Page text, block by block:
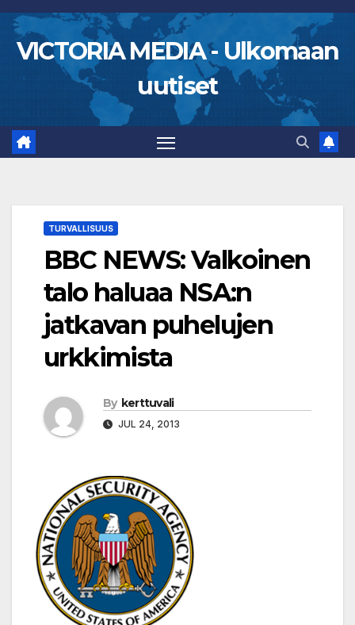
Skip
content
VICTORIA MEDIA - Ulkomaan
uutiset
TURVALLISUUS
BBC NEWS: Valkoinen
talo haluaa NSA:n
jatkavan puhelujen
urkkimista
By kerttuvali
JUL 24, 2013